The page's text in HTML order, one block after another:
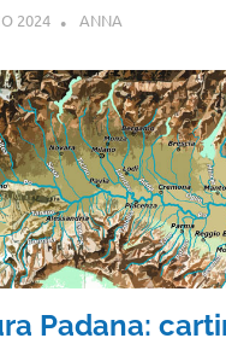
2024 ANNA
Padana: